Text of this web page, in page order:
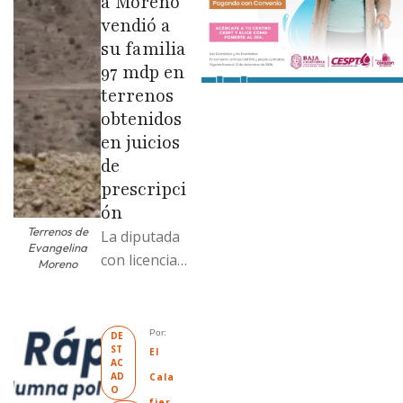
Terrenos de
Evangelina
Moreno
vendió a
su familia
97 mdp en
terrenos
obtenidos
en juicios
de
prescripci
ón
La diputada
con licencia
antecedente
s de
prescripción
DE
ST
AC
AD
O
Por:
El
Cala